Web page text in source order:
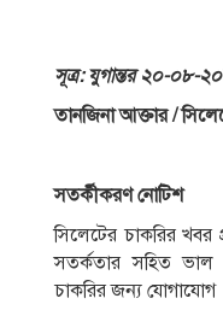
সূত্র: যুগান্তর ২০-০৮-
তানজিনা আক্তার /
সতর্কীকরণ নােটিশ
সিলেটের চাকরির খবর
সতর্কতার সহিত ভাল
চাকরির জন্য যােগাযােগ